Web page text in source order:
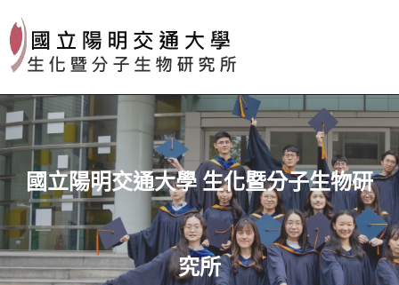
content
國立陽明交通大學 生化暨分子生物研
究所